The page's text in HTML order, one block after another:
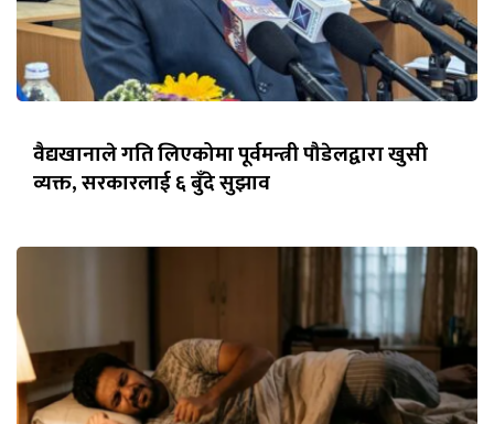
वैद्यखानाले गति लिएकोमा पूर्वमन्त्री पौडेलद्वारा खुसी
व्यक्त, सरकारलाई ६ बुँदे सुझाव